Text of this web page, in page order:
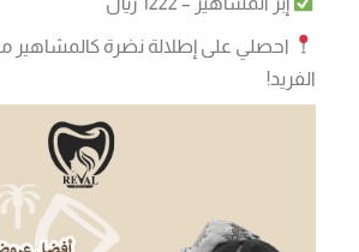
احصلي على إطلالة نضرة كالمشاهير
الفريد!